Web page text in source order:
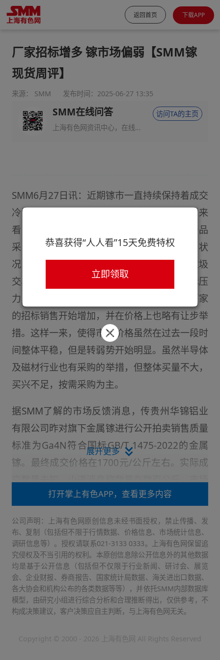
返回首页 下载APP
厂家招标增多 镓市场偏弱【SMM镓
现货周评】
来源： SMM 发布时间：2025-06-27 13:35
SMM在线问答
上海有色网资讯中心，在线回答您的提问！
访问TA的主页
SMM6月27日讯：近期镓市一直持续保持着成交
冷清的情况，由于临近年中，终端需求表现来
看，除半导体行业外，磁材及光伏行业对镓产品
采购买兴不大，市场明显呈现需求并不旺的状
况，投机资金也基本撤出市场不再掺和年中垃圾
交易时间。但镓厂家方面由于出货降库存指标压
力，一些厂家依旧保持积极出货，近期一些厂家
的招标销售开始增加，并在价格上也略有让步举
措。这样一来，使得市场价格虽然在过去一段时
间整体平稳，但是转弱势开始明显。虽然半导体
及磁材行业也有采购的举措，但整体买量不大，
买兴不足，按需采购为主。
据SMM了解的市场反馈消息，传贵州华锦铝业
有限公司昨对旗下金属镓进行公开拍卖销售质量
标准为Ga4N符合国标GB/T 1475-2022的金属
镓。最终成交价格在1700元/公斤左右。实际成
交数量未知，小道消息称数量在数百公斤。市场
人士表示，贵州华锦铝业有限公司的镓产品质量
稳定，目前在市场口碑不错，下游方面对贵州华
锦铝业的镓的产品接受度也很高，但本次招标成
交价格在1700元/公斤左右的话，整体来看，价
格还是偏弱，这也说明目前终端市场和投机市场
对镓的需求买兴不足。而实际成交数量也再次证
明了这一观点。另据SMM了解的市场反馈非官
方消息，传三门峡铝业有限公司昨对旗下的4N
镓进行的公开拍卖销售顺利成交。最终成交价格
展开更多
打开掌上有色APP，查看更多内容
公司声明：上海有色网原创信息未经书面授权，禁止传播、发
布、复制（包括但不限于行情数据、价格信息、市场统计信息、
调研信息等）。授权请联系021-3133 0333。上海有色网保留追
究侵权及不当引用的权利。本原创信息除公开信息外的其他数据
均是基于公开信息（包括但不仅限于行业新闻、研讨会、展览
会、企业财报、券商报告、国家统计局数据、海关进出口数据、
各大协会和机构公布的各类数据等等），并依托SMM内部数据库
模型，由研究小组进行综合分析和合理推断得出，仅供参考，不
构成决策建议，客户决策应自主判断，与上海有色网无关。
Copyright © 2000 - 2026 上海有色网 All Rights Reserved
恭喜获得“人人看”15天免费特权
立即领取